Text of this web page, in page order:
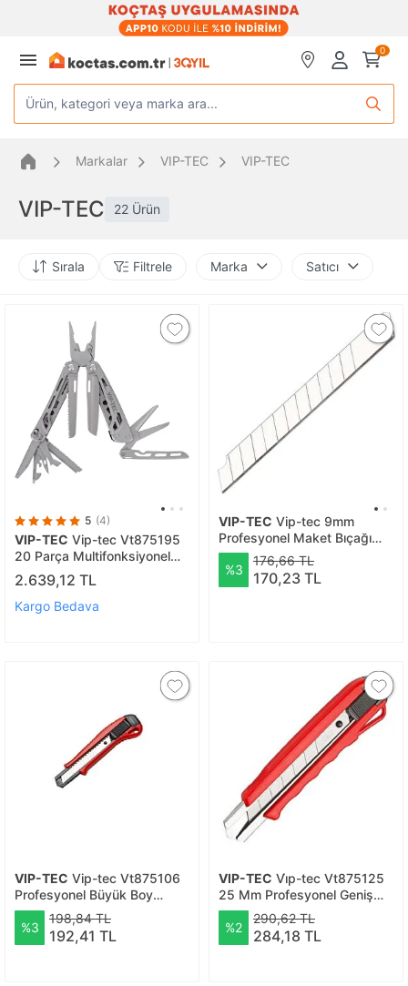
0
Ürün, kategori veya marka ara...
Markalar VIP-TEC VIP-TEC
VIP-TEC 22 Ürün
Sırala Filtrele Marka Satıcı
5 (4)
VIP-TEC Vip-tec Vt875195
20 Parça Multifonksiyonel
Pense/çakı/multitool
2.639,12 TL
Kargo Bedava
VIP-TEC Vip-tec 9mm
Profesyonel Maket Bıçağı
Yedeği Yerli Üretim
%3
176,66 TL
170,23 TL
VIP-TEC Vip-tec Vt875106
Profesyonel Büyük Boy
Plastik Maket Bıçağı
Tm020542
%3
198,84 TL
192,41 TL
VIP-TEC Vi̇p-tec Vt875125
25 Mm Profesyonel Geniş
Maket Bıçağı
%2
290,62 TL
284,18 TL